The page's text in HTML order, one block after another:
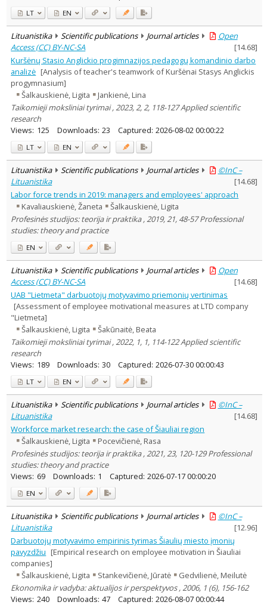
LT EN
Lituanistika Scientific publications Journal articles
Open
Access (CC) BY-NC-SA
[14.68]
Kuršėnų Stasio Anglickio progimnazijos pedagogų komandinio darbo
analizė [Analysis of teacher's teamwork of Kuršėnai Stasys Anglickis
progymnasium]
Šalkauskienė, Ligita
Jankienė, Lina
Taikomieji moksliniai tyrimai , 2023, 2, 2, 118-127 Applied scientific
research
Views: 125 Downloads: 23 Captured: 2026-08-02 00:00:22
LT EN
Lituanistika Scientific publications Journal articles
©InC –
Lituanistika
[14.68]
Labor force trends in 2019: managers and employees' approach
Kavaliauskienė, Žaneta
Šalkauskienė, Ligita
Profesinės studijos: teorija ir praktika , 2019, 21, 48-57 Professional
studies: theory and practice
EN
Lituanistika Scientific publications Journal articles
Open
Access (CC) BY-NC-SA
[14.68]
UAB "Lietmeta" darbuotojų motyvavimo priemonių vertinimas
[Assessment of employee motivational measures at LTD company
"Lietmeta]
Šalkauskienė, Ligita
Šakūnaitė, Beata
Taikomieji moksliniai tyrimai , 2022, 1, 1, 114-122 Applied scientific
research
Views: 189 Downloads: 30 Captured: 2026-07-30 00:00:43
LT EN
Lituanistika Scientific publications Journal articles
©InC –
Lituanistika
[14.68]
Workforce market research: the case of Šiauliai region
Šalkauskienė, Ligita
Pocevičienė, Rasa
Profesinės studijos: teorija ir praktika , 2021, 23, 120-129 Professional
studies: theory and practice
Views: 69 Downloads: 1 Captured: 2026-07-17 00:00:20
EN
Lituanistika Scientific publications Journal articles
©InC –
Lituanistika
[12.96]
Darbuotojų motyvavimo empirinis tyrimas Šiaulių miesto įmonių
pavyzdžiu [Empirical research on employee motivation in Šiauliai
companies]
Šalkauskienė, Ligita
Stankevičienė, Jūratė
Gedvilienė, Meilutė
Ekonomika ir vadyba: aktualijos ir perspektyvos , 2006, 1 (6), 156-162
Views: 240 Downloads: 47 Captured: 2026-08-07 00:00:44